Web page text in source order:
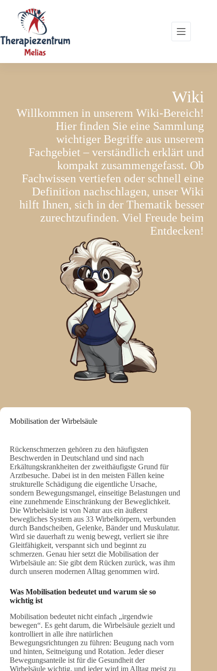
springen
Wiki
Willkommen in unserem Wiki-Bereich!
Hier finden Sie eine Sammlung
wichtiger Begriffe aus unserem
Fachgebiet – verständlich erklärt und
kompakt zusammengefasst. Ob
Fachwissen vertiefen oder schnell eine
Definition nachschlagen, unser Wiki
hilft Ihnen, sich in der Thematik besser
zurechtzufinden. Viel Freude beim
Entdecken!
Mobilisation der Wirbelsäule
Rückenschmerzen gehören zu den häufigsten
Beschwerden in Deutschland und sind nach
Erkältungskrankheiten der zweithäufigste Grund für
Arztbesuche. Dabei ist in den meisten Fällen keine
strukturelle Schädigung die eigentliche Ursache,
sondern Bewegungsmangel, einseitige Belastungen und
eine zunehmende Einschränkung der Beweglichkeit.
Die Wirbelsäule ist von Natur aus ein äußerst
bewegliches System aus 33 Wirbelkörpern, verbunden
durch Bandscheiben, Gelenke, Bänder und Muskulatur.
Wird sie dauerhaft zu wenig bewegt, verliert sie ihre
Gleitfähigkeit, verspannt sich und beginnt zu
schmerzen. Genau hier setzt die Mobilisation der
Wirbelsäule an: Sie gibt dem Rücken zurück, was ihm
durch unseren modernen Alltag genommen wird.
Was Mobilisation bedeutet und warum sie so
wichtig ist
Mobilisation bedeutet nicht einfach „irgendwie
bewegen“. Es geht darum, die Wirbelsäule gezielt und
kontrolliert in alle ihre natürlichen
Bewegungsrichtungen zu führen: Beugung nach vorn
und hinten, Seitneigung und Rotation. Jeder dieser
Bewegungsanteile ist für die Gesundheit der
Wirbelsäule wichtig, und jeder wird im Alltag meist zu